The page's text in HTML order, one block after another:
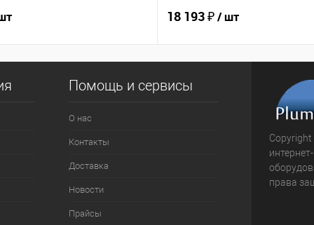
18 193 ₽/ шт
Помощь и сервисы
О нас
Контакты
Доставка
Новости
Прайсы
права